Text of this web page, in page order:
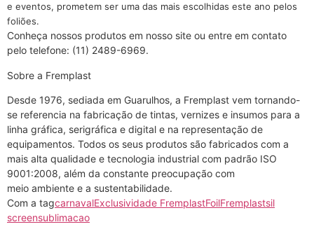
e eventos, prometem ser uma das mais escolhidas este ano pelos
foliões.
Conheça nossos produtos em nosso site ou entre em contato
pelo telefone: (11) 2489-6969.
Sobre a Fremplast
Desde 1976, sediada em Guarulhos, a Fremplast vem tornando-
se referencia na fabricação de tintas, vernizes e insumos para a
linha gráfica, serigráfica e digital e na representação de
equipamentos. Todos os seus produtos são fabricados com a
mais alta qualidade e tecnologia industrial com padrão ISO
9001:2008, além da constante preocupação com
meio ambiente e a sustentabilidade.
Com a tagcarnavalExclusividade FremplastFoilFremplastsil
screensublimacao